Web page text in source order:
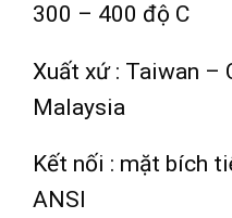
300 – 400 độ C
Xuất xứ : Taiwan –
Malaysia
Kết nối : mặt bích
ANSI